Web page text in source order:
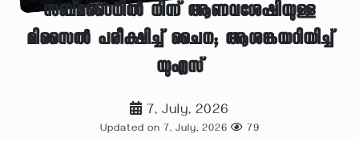
സബ്മറൈനിൽ നിന്ന് ആണവശേഷിയുള്ള
മിസൈൽ പരീക്ഷിച്ച് ചൈന; ആശങ്കയറിയിച്ച്
യുഎസ്
7, July, 2026
Updated on 7, July, 2026 79